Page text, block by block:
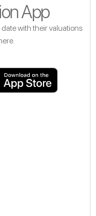
App
with their valuations